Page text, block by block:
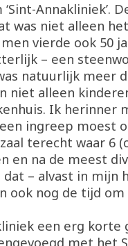
Annakliniek’.
was niet alleen
vierde ook 50
– een
natuurlijk meer
niet alleen
Ik herinner
ingreep moest
terecht waar 6
en na de meest
– alvast in mijn
ook nog de tijd
een erg korte
met het